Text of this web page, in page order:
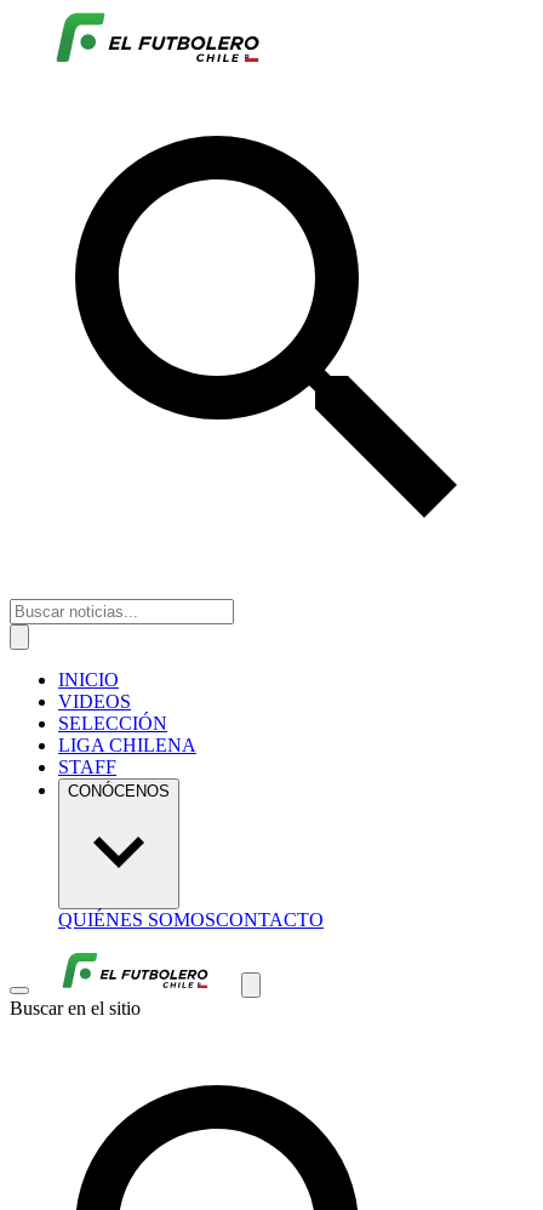
INICIO
VIDEOS
SELECCIÓN
LIGA CHILENA
STAFF
CONÓCENOS
QUIÉNES SOMOSCONTACTO
Buscar en el sitio